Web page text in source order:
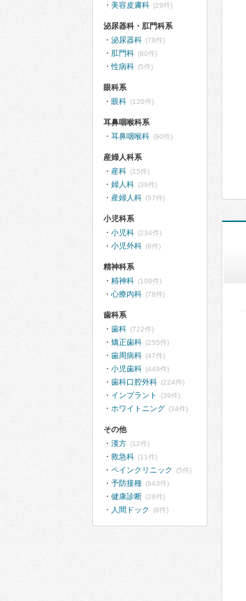
美容皮膚科 (29件)
泌尿器科・肛門科系
泌尿器科 (78件)
肛門科 (80件)
性病科 (5件)
眼科系
眼科 (120件)
耳鼻咽喉科系
耳鼻咽喉科 (90件)
産婦人科系
産科 (15件)
婦人科 (39件)
産婦人科 (57件)
小児科系
小児科 (234件)
小児外科 (8件)
精神科系
精神科 (108件)
心療内科 (78件)
歯科系
歯科 (722件)
矯正歯科 (255件)
歯周病科 (47件)
小児歯科 (449件)
歯科口腔外科 (224件)
インプラント (39件)
ホワイトニング (34件)
その他
漢方 (12件)
救急科 (11件)
ペインクリニック (5件)
予防接種 (943件)
健康診断 (28件)
人間ドック (8件)